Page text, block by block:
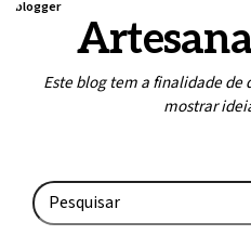
blogger
Este blog tem a finalidade
mostrar